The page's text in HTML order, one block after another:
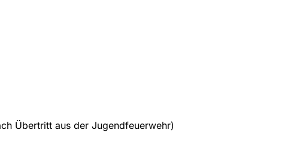
Übertritt aus der Jugendfeuerwehr)